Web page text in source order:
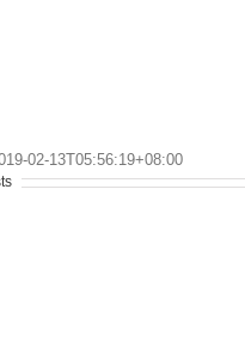
02-13T05:56:19+08:00